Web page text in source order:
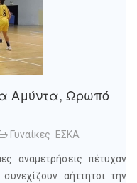
Αμύντα, Ωρωπό
Γυναίκες ΕΣΚΑ
αναμετρήσεις πέτυχαν
αήττητοι την